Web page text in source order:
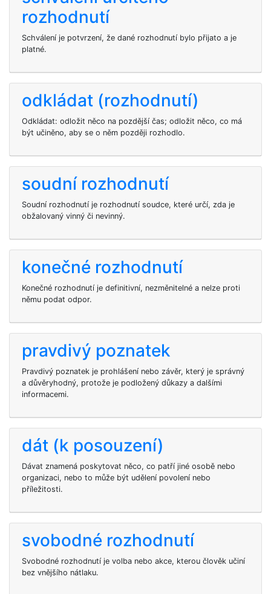
rozhodnutí
Schválení je potvrzení, že dané rozhodnutí bylo přijato a je
platné.
odkládat (rozhodnutí)
Odkládat: odložit něco na pozdější čas; odložit něco, co má
být učiněno, aby se o něm později rozhodlo.
soudní rozhodnutí
Soudní rozhodnutí je rozhodnutí soudce, které určí, zda je
obžalovaný vinný či nevinný.
konečné rozhodnutí
Konečné rozhodnutí je definitivní, nezměnitelné a nelze proti
němu podat odpor.
pravdivý poznatek
Pravdivý poznatek je prohlášení nebo závěr, který je správný
a důvěryhodný, protože je podložený důkazy a dalšími
informacemi.
dát (k posouzení)
Dávat znamená poskytovat něco, co patří jiné osobě nebo
organizaci, nebo to může být udělení povolení nebo
příležitosti.
svobodné rozhodnutí
Svobodné rozhodnutí je volba nebo akce, kterou člověk učiní
bez vnějšího nátlaku.